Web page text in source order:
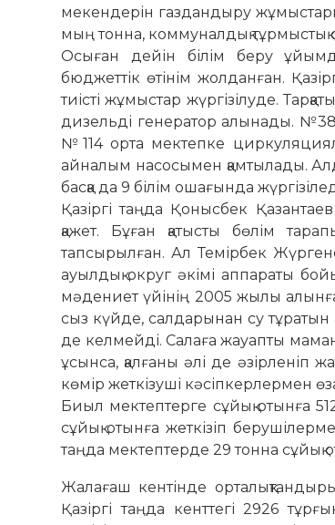
мекендерін газдандыру
мың тонна, коммуналдық тұрмыстық
Осыған дейін білім беру
бюджеттік өтінім жолданған.
тиісті жұмыстар жүргізілу­де.
дизельді генератор алынады. №38
№114 орта мек­тепке
айналым на­сосымен қамтылады.
басқа да 9 білім ошағында
Қазіргі таңда Қонысбек
қажет. Бұған қатысты бөлім
тапсырылған. Ал Темірбек
ауылдық округ әкімі аппа­раты
мәдениет үйінің 2005 жылы
сыз күйде, салдарынан су тұратын
де келмейді. Салаға жауапты
ұсынса, қалғаны әлі де әзірленіп
көмір жет­кізуші кәсіпкерлермен
Биыл мектептерге сұйық отынға
сұйық отынға жеткізіп
таңда мектептерде 29 тонна сұйық
Жалағаш кентінде
Қазіргі таңда кенттегі 2926